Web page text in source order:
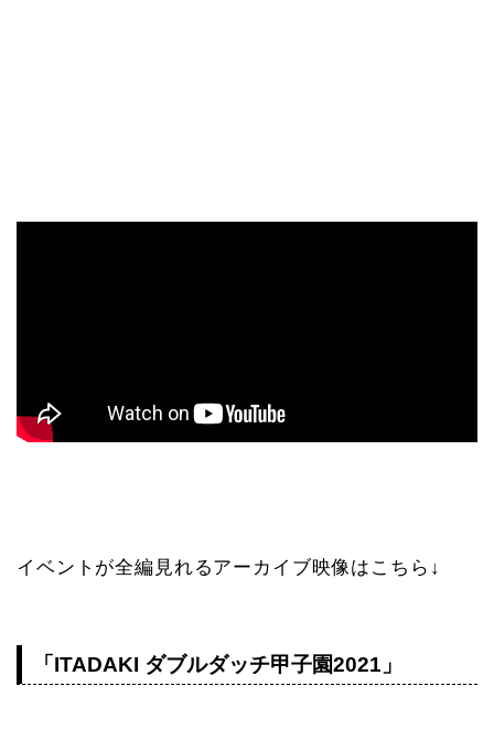
イベントが全編見れるアーカイブ映像はこちら↓
「ITADAKI ダブルダッチ甲子園2021」